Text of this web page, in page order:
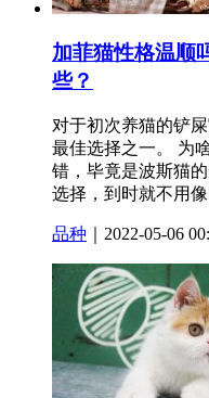
加菲猫性格温顺
些？
对于初次养猫的铲
最佳选择之一。 为
错，毕竟是波斯猫
选择，到时就不用
品种 ｜2022-05-06